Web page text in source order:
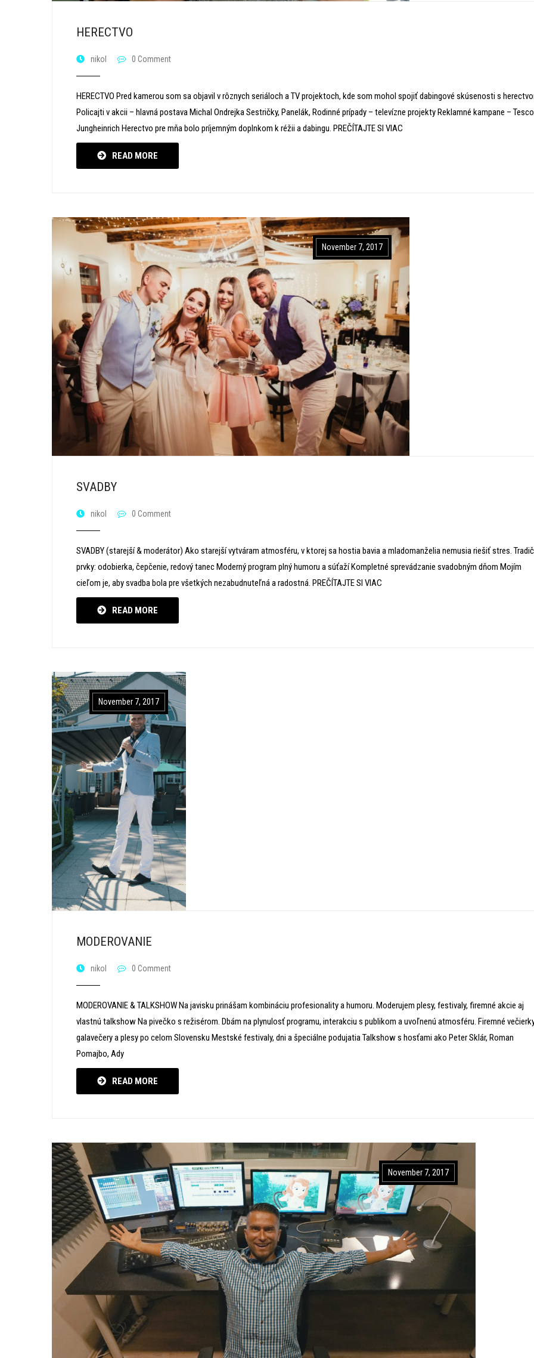
HERECTVO
nikol 0 Comment
HERECTVO Pred kamerou som sa objavil v rôznych seriáloch a TV projektoch, kde som mohol spojiť dabingové skúsenosti s
Policajti v akcii – hlavná postava Michal Ondrejka Sestričky, Panelák, Rodinné prípady – televízne projekty Reklamné kampane –
Jungheinrich Herectvo pre mňa bolo príjemným doplnkom k réžii a dabingu. PREČÍTAJTE SI VIAC
READ MORE
November 7, 2017
SVADBY
nikol 0 Comment
SVADBY (starejší & moderátor) Ako starejší vytváram atmosféru, v ktorej sa hostia bavia a mladomanželia nemusia riešiť stres.
prvky: odobierka, čepčenie, redový tanec Moderný program plný humoru a súťaží Kompletné sprevádzanie svadobným dňom Mojím
cieľom je, aby svadba bola pre všetkých nezabudnuteľná a radostná. PREČÍTAJTE SI VIAC
READ MORE
November 7, 2017
MODEROVANIE
nikol 0 Comment
MODEROVANIE & TALKSHOW Na javisku prinášam kombináciu profesionality a humoru. Moderujem plesy, festivaly, firemné akcie aj
vlastnú talkshow Na pivečko s režisérom. Dbám na plynulosť programu, interakciu s publikom a uvoľnenú atmosféru. Firemné
galavečery a plesy po celom Slovensku Mestské festivaly, dni a špeciálne podujatia Talkshow s hosťami ako Peter Sklár, Roman
Pomajbo, Ady
READ MORE
November 7, 2017